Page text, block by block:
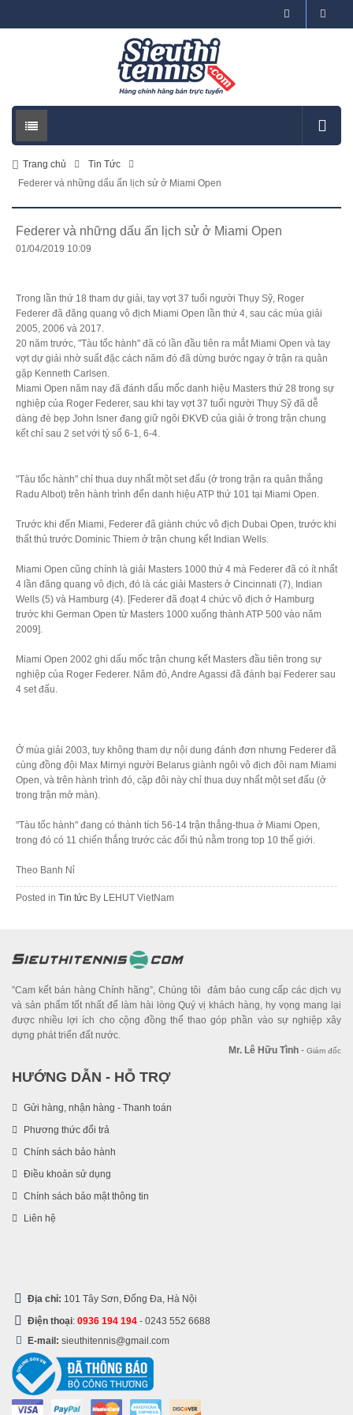
Trang chủ
Tin Tức
Federer và những dấu ấn lịch sử ở Miami Open
Federer và những dấu ấn lịch sử ở Miami Open
01/04/2019 10:09
Trong lần thứ 18 tham dự giải, tay vợt 37 tuổi người Thụy Sỹ, Roger
Federer đã đăng quang vô địch Miami Open lần thứ 4, sau các mùa giải
2005, 2006 và 2017.
20 năm trước, "Tàu tốc hành" đã có lần đầu tiên ra mắt Miami Open và tay
vợt dự giải nhờ suất đặc cách năm đó đã dừng bước ngay ở trận ra quân
gặp Kenneth Carlsen.
Miami Open năm nay đã đánh dấu mốc danh hiệu Masters thứ 28 trong sự
nghiệp của Roger Federer, sau khi tay vợt 37 tuổi người Thụy Sỹ đã dễ
dàng đè bẹp John Isner đang giữ ngôi ĐKVĐ của giải ở trong trận chung
kết chỉ sau 2 set với tỷ số 6-1, 6-4.
"Tàu tốc hành" chỉ thua duy nhất một set đấu (ở trong trận ra quân thắng
Radu Albot) trên hành trình đến danh hiệu ATP thứ 101 tại Miami Open.
Trước khi đến Miami, Federer đã giành chức vô địch Dubai Open, trước khi
thất thủ trước Dominic Thiem ở trận chung kết Indian Wells.
Miami Open cũng chính là giải Masters 1000 thứ 4 mà Federer đã có ít nhất
4 lần đăng quang vô địch, đó là các giải Masters ở Cincinnati (7), Indian
Wells (5) và Hamburg (4). [Federer đã đoạt 4 chức vô địch ở Hamburg
trước khi German Open từ Masters 1000 xuống thành ATP 500 vào năm
2009].
Miami Open 2002 ghi dấu mốc trận chung kết Masters đầu tiên trong sự
nghiệp của Roger Federer. Năm đó, Andre Agassi đã đánh bại Federer sau
4 set đấu.
Ở mùa giải 2003, tuy không tham dự nội dung đánh đơn nhưng Federer đã
cùng đồng đội Max Mirnyi người Belarus giành ngôi vô địch đôi nam Miami
Open, và trên hành trình đó, cặp đôi này chỉ thua duy nhất một set đấu (ở
trong trận mở màn).
"Tàu tốc hành" đang có thành tích 56-14 trận thắng-thua ở Miami Open,
trong đó có 11 chiến thắng trước các đối thủ nằm trong top 10 thế giới.
Theo Banh Nỉ
Posted in Tin tức By LEHUT VietNam
”Cam kết bán hàng Chính hãng”, Chúng tôi đảm bảo cung cấp các dịch vụ
và sản phẩm tốt nhất để làm hài lòng Quý vị khách hàng, hy vọng mang lại
được nhiều lợi ích cho cộng đồng thể thao góp phần vào sự nghiệp xây
dựng phát triển đất nước.
Mr. Lê Hữu Tình - Giám đốc
HƯỚNG DẪN - HỖ TRỢ
Gửi hàng, nhận hàng - Thanh toán
Phương thức đổi trả
Chính sách bảo hành
Điều khoản sử dụng
Chính sách bảo mật thông tin
Liên hệ
Địa chỉ: 101 Tây Sơn, Đống Đa, Hà Nội
Điện thoại: 0936 194 194 - 0243 552 6688
E-mail: sieuthitennis@gmail.com